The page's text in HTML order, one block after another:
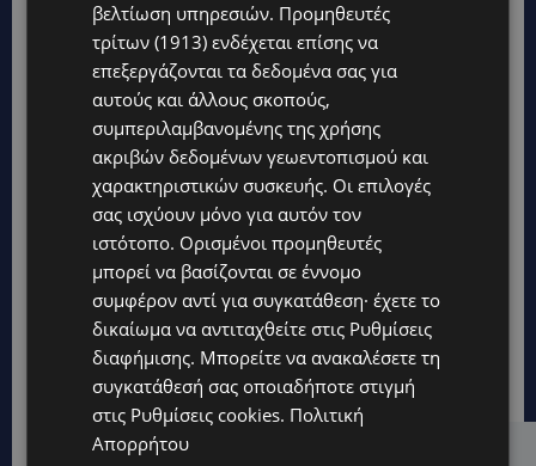
βελτίωση υπηρεσιών. Προμηθευτές
τρίτων (1913) ενδέχεται επίσης να
επεξεργάζονται τα δεδομένα σας για
αυτούς και άλλους σκοπούς,
συμπεριλαμβανομένης της χρήσης
ακριβών δεδομένων γεωεντοπισμού και
χαρακτηριστικών συσκευής. Οι επιλογές
σας ισχύουν μόνο για αυτόν τον
ιστότοπο. Ορισμένοι προμηθευτές
μπορεί να βασίζονται σε έννομο
συμφέρον αντί για συγκατάθεση· έχετε το
δικαίωμα να αντιταχθείτε στις Ρυθμίσεις
διαφήμισης. Μπορείτε να ανακαλέσετε τη
συγκατάθεσή σας οποιαδήποτε στιγμή
στις Ρυθμίσεις cookies. Πολιτική
Απορρήτου